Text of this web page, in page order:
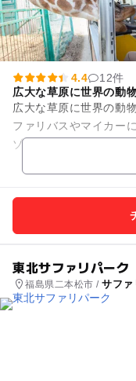
4.4
12件
広大な草原に世界の動
広大な草原に世界の動
ファリバスやマイカー
ゾーンではキリンやシ
東北サファリパーク
福島県二本松市 /サファ